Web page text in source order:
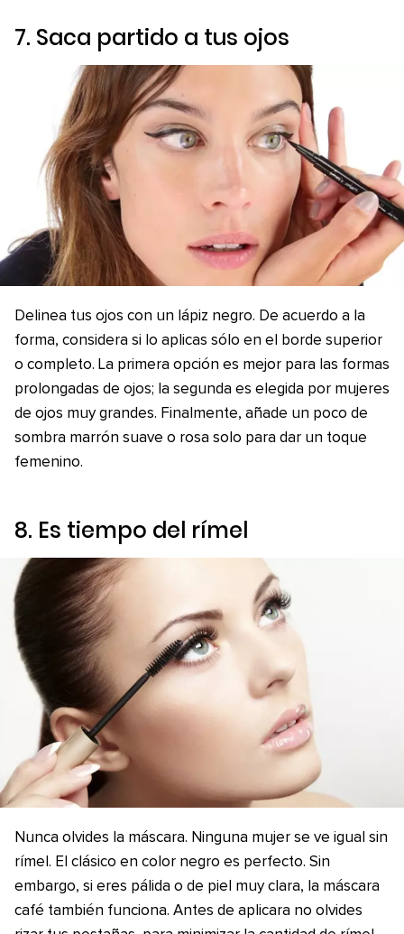
7. Saca partido a tus ojos
Delinea tus ojos con un lápiz negro. De acuerdo a la
forma, considera si lo aplicas sólo en el borde superior
o completo. La primera opción es mejor para las formas
prolongadas de ojos; la segunda es elegida por mujeres
de ojos muy grandes. Finalmente, añade un poco de
sombra marrón suave o rosa solo para dar un toque
femenino.
8. Es tiempo del rímel
Nunca olvides la máscara. Ninguna mujer se ve igual sin
rímel. El clásico en color negro es perfecto. Sin
embargo, si eres pálida o de piel muy clara, la máscara
café también funciona. Antes de aplicara no olvides